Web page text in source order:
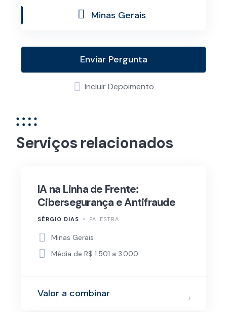
Minas Gerais
Enviar Pergunta
Incluir Depoimento
Serviços relacionados
IA na Linha de Frente:
Cibersegurança e Antifraude
SÉRGIO DIAS PALESTRA
Minas Gerais
Média de R$ 1.501 a 3.000
Valor a combinar